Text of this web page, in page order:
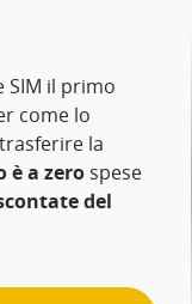
SIM il primo
come lo
la
è a zero spese
del